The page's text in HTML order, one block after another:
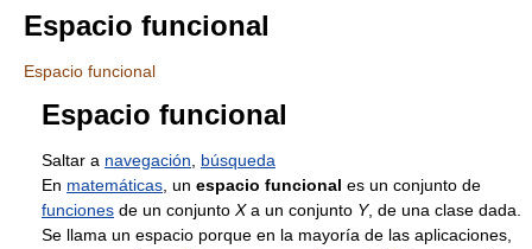
Espacio funcional
Espacio funcional
Espacio funcional
Saltar a navegación
búsqueda
En matemáticas , un espacio funcional es un conjunto de
funciones de un conjunto Xa un conjunto Y, de una clase dada.
Se llama un espacio porque en la mayoría de las aplicaciones,